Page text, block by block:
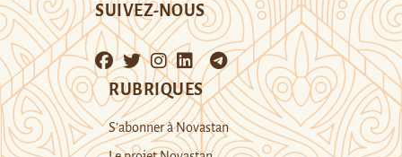
SUIVEZ-NOUS
RUBRIQUES
S’abonner à Novastan